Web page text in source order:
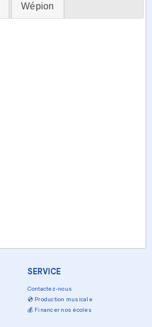
Wépion
SERVICE
Contactez-nous
💿 Production musicale
💰 Financer nos écoles